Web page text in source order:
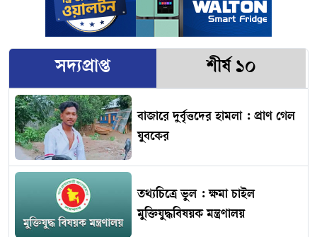
সদ্যপ্রাপ্ত শীর্ষ ১০
বাজারে দুর্বৃত্তদের হামলা : প্রাণ গেল
যুবকের
তথ্যচিত্রে ভুল : ক্ষমা চাইল
মুক্তিযুদ্ধবিষয়ক মন্ত্রণালয়